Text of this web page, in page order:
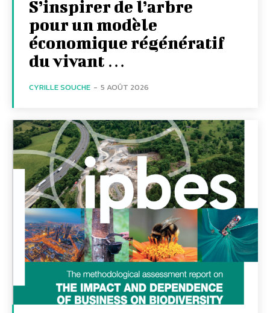
S’inspirer de l’arbre
pour un modèle
économique régénératif
du vivant …
CYRILLE SOUCHE - 5 AOÛT 2026